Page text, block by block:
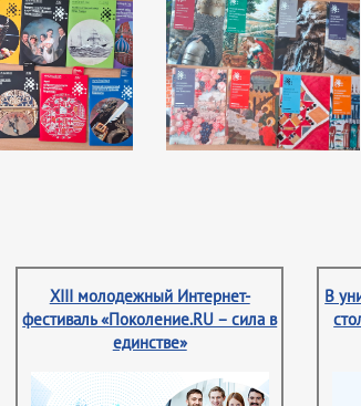
XIII молодежный Интернет-
фестиваль «Поколение.RU – сила в
единстве»
В